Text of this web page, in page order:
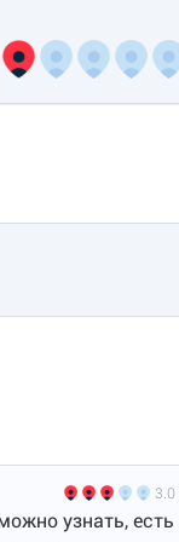
3.0
узнать, есть